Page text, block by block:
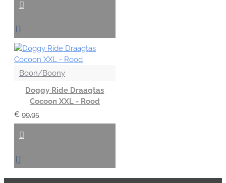
Boon/Boony
Doggy Ride Draagtas
Cocoon XXL - Rood
€ 99,95